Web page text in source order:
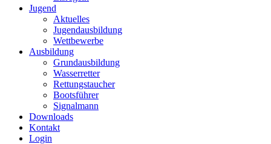
Jugend
Aktuelles
Jugendausbildung
Wettbewerbe
Ausbildung
Grundausbildung
Wasserretter
Rettungstaucher
Bootsführer
Signalmann
Downloads
Kontakt
Login